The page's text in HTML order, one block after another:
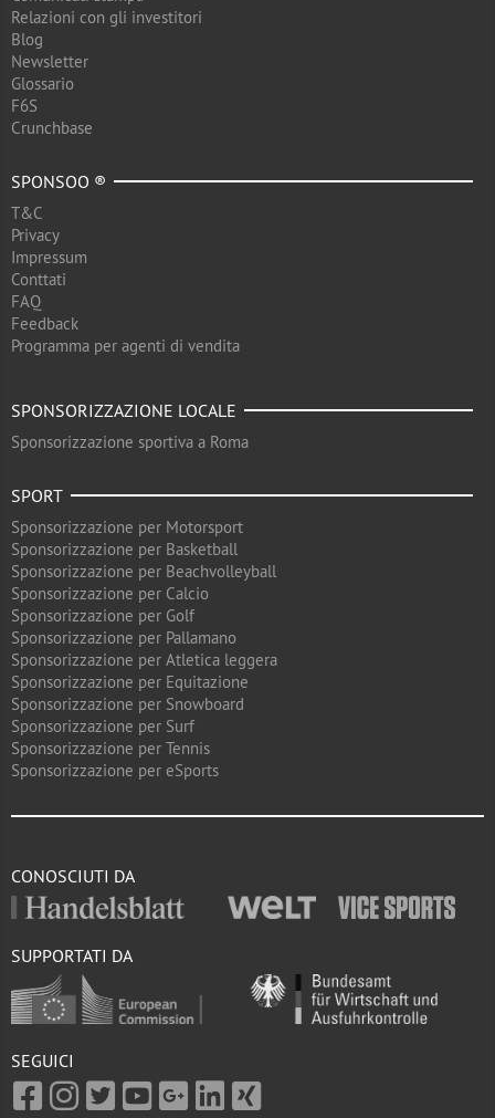
Relazioni con gli investitori
Blog
Newsletter
Glossario
F6S
Crunchbase
SPONSOO ®
T&C
Privacy
Impressum
Conttati
FAQ
Feedback
Programma per agenti di vendita
SPONSORIZZAZIONE LOCALE
Sponsorizzazione sportiva a Roma
SPORT
Sponsorizzazione per Motorsport
Sponsorizzazione per Basketball
Sponsorizzazione per Beachvolleyball
Sponsorizzazione per Calcio
Sponsorizzazione per Golf
Sponsorizzazione per Pallamano
Sponsorizzazione per Atletica leggera
Sponsorizzazione per Equitazione
Sponsorizzazione per Snowboard
Sponsorizzazione per Surf
Sponsorizzazione per Tennis
Sponsorizzazione per eSports
CONOSCIUTI DA
SUPPORTATI DA
SEGUICI